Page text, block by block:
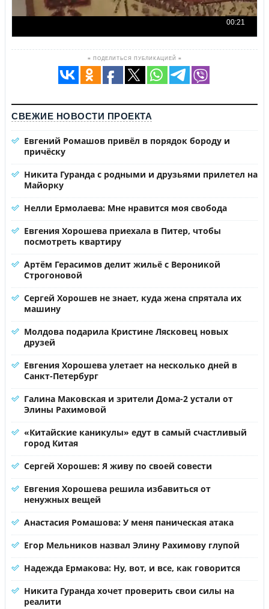
≡ ПОДЕЛИТЬСЯ ПУБЛИКАЦИЕЙ ≡
СВЕЖИЕ НОВОСТИ ПРОЕКТА
Евгений Ромашов привёл в порядок бороду и
причёску
Никита Гуранда с родными и друзьями прилетел на
Майорку
Нелли Ермолаева: Мне нравится моя свобода
Евгения Хорошева приехала в Питер, чтобы
посмотреть квартиру
Артём Герасимов делит жильё с Вероникой
Строгоновой
Сергей Хорошев не знает, куда жена спрятала их
машину
Молдова подарила Кристине Лясковец новых
друзей
Евгения Хорошева улетает на несколько дней в
Санкт-Петербург
Галина Маковская и зрители Дома-2 устали от
Элины Рахимовой
«Китайские каникулы» едут в самый счастливый
город Китая
Сергей Хорошев: Я живу по своей совести
Евгения Хорошева решила избавиться от
ненужных вещей
Анастасия Ромашова: У меня паническая атака
Егор Мельников назвал Элину Рахимову глупой
Надежда Ермакова: Ну, вот, и все, как говорится
Никита Гуранда хочет проверить свои силы на
реалити